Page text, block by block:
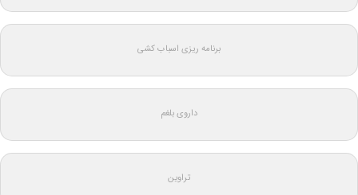
برنامه ریزی اسباب کشی
داروی بلغم
تراوین